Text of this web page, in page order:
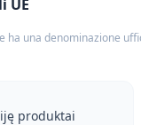
UE
ha una denominazione
produktai